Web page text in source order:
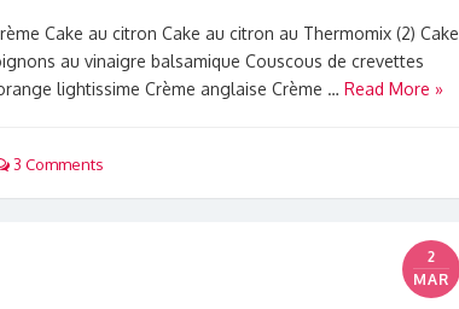
Cake au citron Cake au citron au Thermomix (2) Cake
au vinaigre balsamique Couscous de crevettes
lightissime Crème anglaise Crème … Read More »
3 Comments
2
MAR